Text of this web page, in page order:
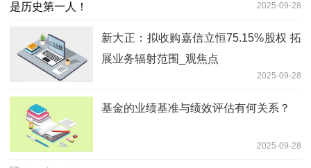
2025-09-28
新大正：拟收购嘉信立恒75.15%股权 拓
展业务辐射范围_观焦点
2025-09-28
基金的业绩基准与绩效评估有何关系？
2025-09-28